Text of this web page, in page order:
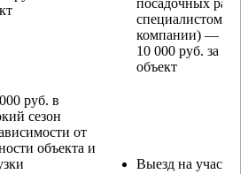
специалистом
компании) — от
10 000 руб. за
объект
руб. в
сезон
от
объекта и
Выезд на участок